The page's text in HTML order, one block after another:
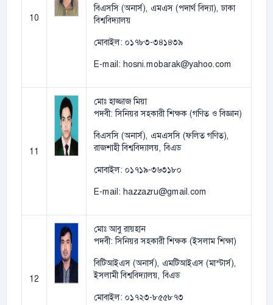
10
বিএসসি (অনার্স), এমএস (পদার্থ বিদ্যা), ঢাকা
বিশ্ববিদ্যালয়
মোবাইল: ০১৭৮৩-৩৪১৪৩৯
E-mail: hosni.mobarak@yahoo.com
11
মোঃ হাজ্জাজ মিয়া
পদবী: সিনিয়র সহকারী শিক্ষক (গণিত ও বিজ্ঞান)
বিএসসি (অনার্স), এমএসসি (ফলিত গণিত),
রাজশাহী বিশ্ববিদ্যালয়, বিএড
মোবাইল: ০১৭১৯-৩৬৩১৮০
E-mail: hazzazru@gmail.com
12
মোঃ আবু রায়হান
পদবী: সিনিয়র সহকারী শিক্ষক (ইসলাম শিক্ষা)
বিটিআইএস (অনার্স), এমটিআইএস (মাস্টার্স),
ইসলামী বিশ্ববিদ্যালয়, বিএড
মোবাইল: ০১৭২৩-৮৫৫৮৭৩